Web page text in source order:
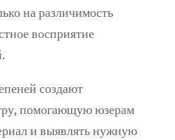
на различимость
восприятие
создают
помогающую юзерам
и выявлять нужную